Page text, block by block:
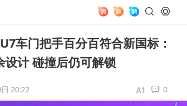
车门把手百分百符合新国标：
设计 碰撞后仍可解锁
20:22 0